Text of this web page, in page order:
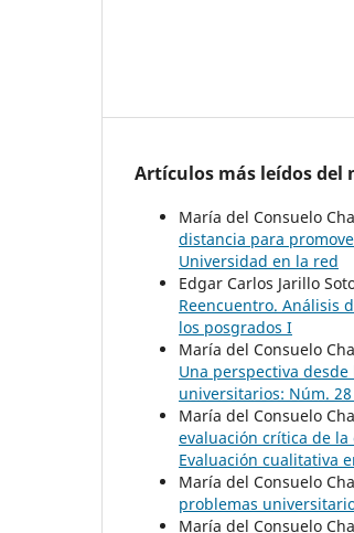
Artículos más leídos
María del Consuelo
distancia para
Universidad en la red
Edgar Carlos Jarillo
Reencuentro. Análisis
los posgrados I
María del Consuelo
Una perspectiva
universitarios: Núm.
María del Consuelo
evaluación crítica de la
Evaluación cualitativa
María del Consuelo
problemas
María del Consuelo